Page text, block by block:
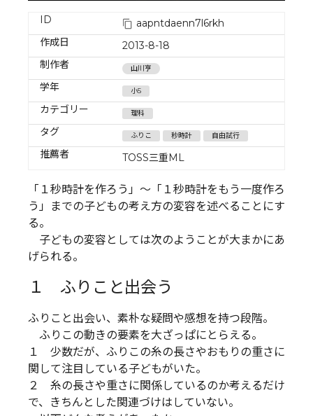
ID
aapntdaenn7l6rkh
作成日
2013-8-18
制作者
山川亨
学年 小5
カテゴリー 理科
タグ ふりこ 秒時計 自由試行
推薦者 TOSS三重ML
「１秒時計を作ろう」～「１秒時計をもう一度作ろ
う」までの子どもの考え方の変容を述べることにす
る。
子どもの変容としては次のようことが大まかにあ
げられる。
１ ふりこと出会う
ふりこと出会い、素朴な疑問や感想を持つ段階。
ふりこの動きの要素を大ざっぱにとらえる。
１ 少数だが、ふりこの糸の長さやおもりの重さに
関して注目している子どもがいた。
２ 糸の長さや重さに関係しているのか考えるだけ
で、きちんとした関連づけはしていない。